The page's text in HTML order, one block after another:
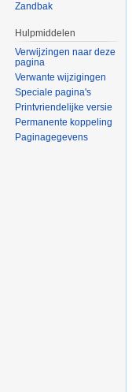
Zandbak
Hulpmiddelen
Verwijzingen naar deze
pagina
Verwante wijzigingen
Speciale pagina's
Printvriendelijke versie
Permanente koppeling
Paginagegevens